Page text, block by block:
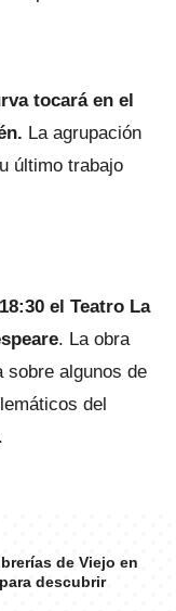
tocará en el
La agrupación
último trabajo
el Teatro La
. La obra
sobre algunos de
del
de Viejo en
descubrir